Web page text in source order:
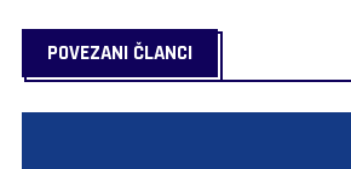
POVEZANI ČLANCI